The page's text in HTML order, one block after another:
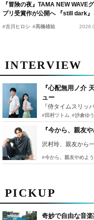
PICKUP
奇妙で自由な音
『冒険の夜』TAMA NEW WAVE
プリ受賞作が公開へ 『still dark』
時上映決定
#古川ヒロシ #髙橋雄祐
INTERVIEW
『心配無用ノ介
ュー
#田村ツトム #沙倉ゆ
『今から、親友
沢村玲、親友から
#今から、親友やめよう